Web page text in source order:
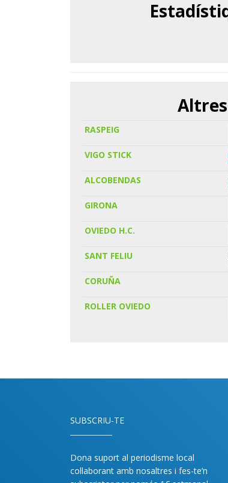
RASPEIG
VIGO STICK
ALCOBENDAS
GIRONA
OVIEDO H.C.
SANT FELIU
CORUÑA
ROLLER OVIEDO
SUBSCRIU-TE
Dona suport al periodisme local
col·laborant amb nosaltres i fes-te’n